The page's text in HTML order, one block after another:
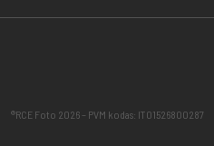
®RCE Foto 2026 – PVM kodas: IT01526800287